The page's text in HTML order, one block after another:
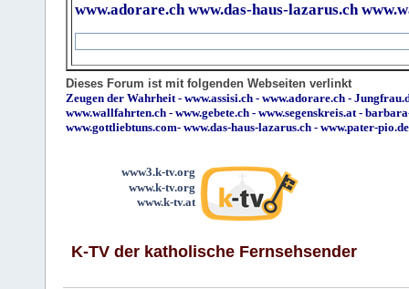
www.adorare.ch www.das-haus-lazarus.ch
Dieses Forum ist mit folgenden Webseiten verlinkt
Zeugen der Wahrheit - www.assisi.ch - www.adorare.ch -
www.wallfahrten.ch - www.gebete.ch - www.segenskreis.at -
www.gottliebtuns.com- www.das-haus-lazarus.ch - www.pater-pio.de
www3.k-tv.org
www.k-tv.org
www.k-tv.at
K-TV der katholische Fernsehsender